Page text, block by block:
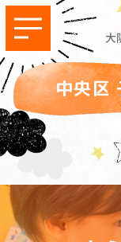
大
中央区